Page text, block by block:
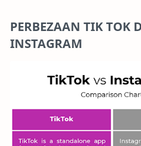
PERBEZAAN TIK TOK
INSTAGRAM